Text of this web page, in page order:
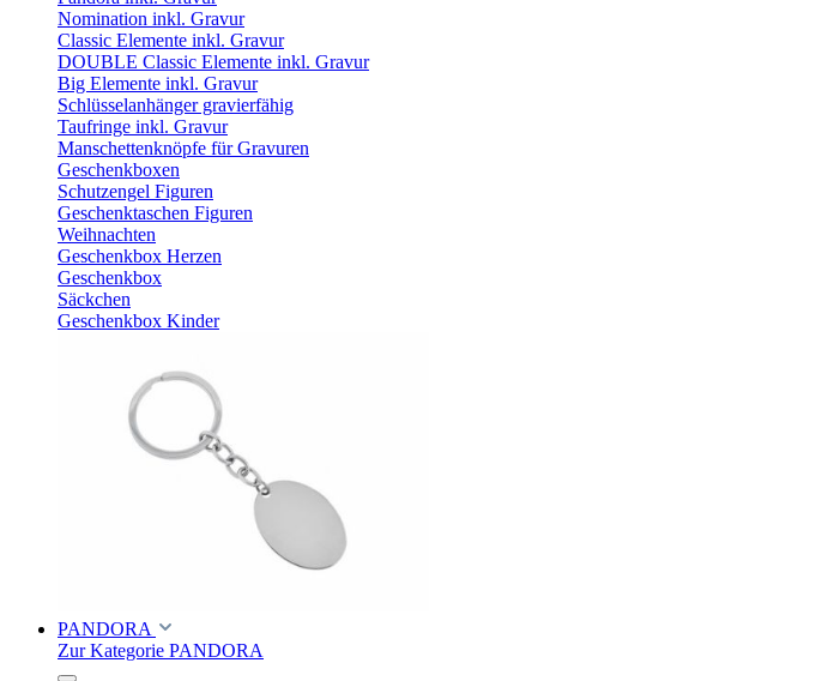
Nomination inkl. Gravur
Classic Elemente inkl. Gravur
DOUBLE Classic Elemente inkl. Gravur
Big Elemente inkl. Gravur
Schlüsselanhänger gravierfähig
Taufringe inkl. Gravur
Manschettenknöpfe für Gravuren
Geschenkboxen
Schutzengel Figuren
Geschenktaschen Figuren
Weihnachten
Geschenkbox Herzen
Geschenkbox
Säckchen
Geschenkbox Kinder
PANDORA
Zur Kategorie PANDORA